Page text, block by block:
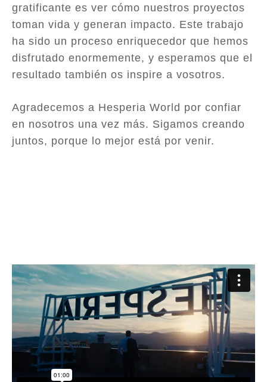
gratificante es ver cómo nuestros proyectos
toman vida y generan impacto. Este trabajo
ha sido un proceso enriquecedor que hemos
disfrutado enormemente, y esperamos que el
resultado también os inspire a vosotros.
Agradecemos a Hesperia World por confiar
en nosotros una vez más. Sigamos creando
juntos, porque lo mejor está por venir.